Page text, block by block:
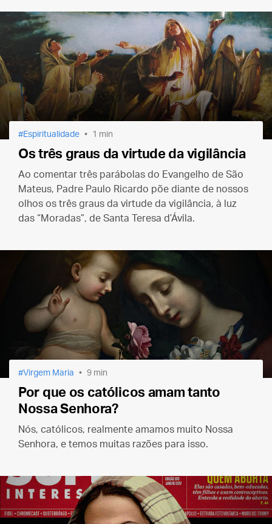
Espiritualidade 1 min
Os três graus da virtude da vigilância
Ao comentar três parábolas do Evangelho de São
Mateus, Padre Paulo Ricardo põe diante de nossos
olhos os três graus da virtude da vigilância, à luz
das “Moradas”, de Santa Teresa d’Ávila.
Virgem Maria 9 min
Por que os católicos amam tanto
Nossa Senhora?
Nós, católicos, realmente amamos muito Nossa
Senhora, e temos muitas razões para isso.